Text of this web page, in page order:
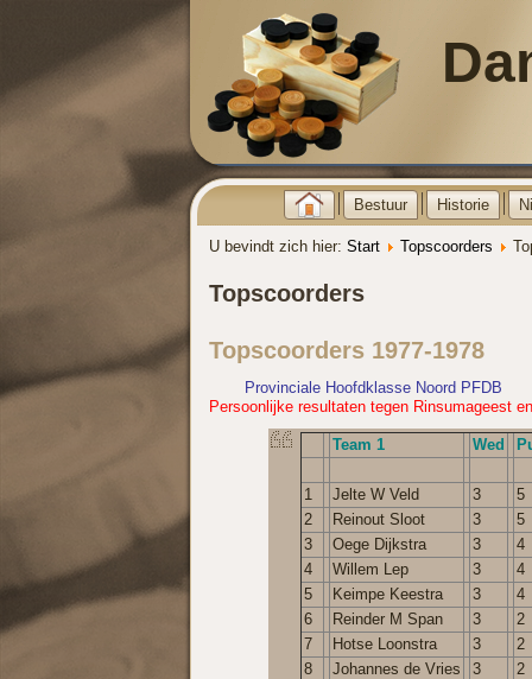
Bestuur Historie
U bevindt zich hier: Start Topscoorders
Topscoorders
Topscoorders 1977-1978
Provinciale Hoofdklasse Noord PFDB
Persoonlijke resultaten tegen Rinsumageest
Team 1 Wed
1 Jelte W Veld 3
5
2
Reinout Sloot 3
5
3
Oege Dijkstra 3
4
4
Willem Lep 3
4
5
Keimpe Keestra 3
4
6
Reinder M Span 3
2
7
Hotse Loonstra 3
2
8
Johannes de Vries 3
2